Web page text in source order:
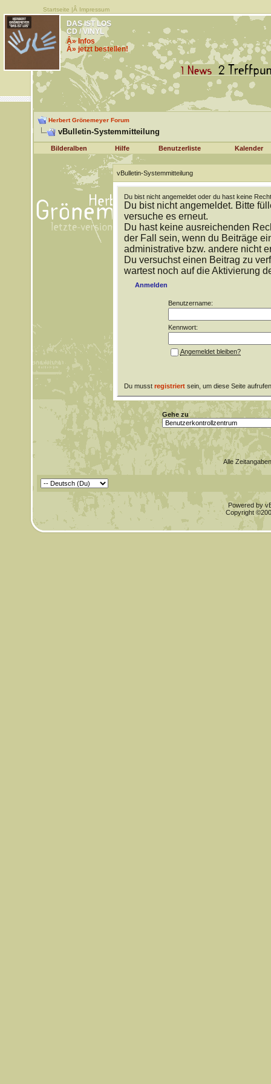
Startseite |Â Impressum
DAS IST LOS
CD / VINYL
Â» Infos
Â» jetzt bestellen!
Herbert Grönemeyer Forum
vBulletin-Systemmitteilung
Bilderalben Hilfe Benutzerliste Kalender
vBulletin-Systemmitteilung
Du bist nicht angemeldet oder du hast keine
Du bist nicht angemeldet. Bitte
versuche es erneut.
Du hast keine ausreichenden
der Fall sein, wenn du Beiträge
administrative bzw. andere nicht
Du versuchst einen Beitrag zu
wartest noch auf die Aktivierung
Anmelden
Benutzername:
Kennwort:
Angemeldet bleiben?
Du musst registriertsein, um diese Seite
Gehe zu
Alle
Powered by
Copyright